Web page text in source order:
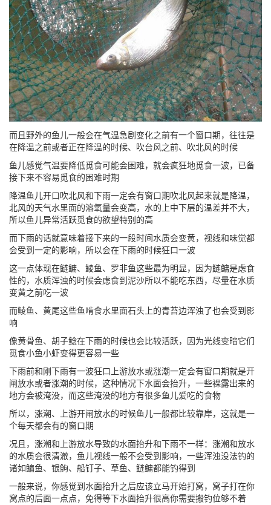
而且野外的鱼儿一般会在气温急剧变化之前有一个窗口期，往往是
在降温之前或者正在降温的时候、吹台风之前、吹北风的时候
鱼儿感觉气温要降低觅食可能会困难，就会疯狂地觅食一波，已备
接下来不容易觅食的困难时期
降温鱼儿开口吹北风和下雨一定会有窗口期吹北风起来就是降温，
北风的天气水里面的溶氧量会变高，水的上中下层的温差并不大，
所以鱼儿异常活跃觅食的欲望特别的高
而下雨的话就意味着接下来的一段时间水质会变黄，视线和味觉都
会受到一定的影响，所以会在下雨的时候狂口一波
这一点体现在鲢鳙、鲮鱼、罗非鱼这些最为明显，因为鲢鳙是虑食
性的，水质浑浊的时候会虑食到泥沙所以不能吃东西，尽量在水质
变黄之前吃一波
而鲮鱼、黄尾这些鱼啃食水里面石头上的青苔边浑浊了也会受到影
响
像黄骨鱼、胡子鲶在下雨的时候也会比较活跃，因为光线变暗它们
觅食小鱼小虾变得更容易一些
下雨前和刚下雨有一波狂口上游放水或涨潮一定会有窗口期就是开
闸放水或者涨潮的时候，这种情况下水面会抬升，一些裸露出来的
地方会被淹没，而这些淹没的地方有很多鱼儿爱吃的食物
所以，涨潮、上游开闸放水的时候鱼儿一般都比较靠岸，这就是一
个每天都会有的窗口期
况且，涨潮和上游放水导致的水面抬升和下雨不一样：涨潮和放水
的水质会很清澈，鱼儿视线一般不会受到影响，一些浑浊没法钓的
诸如鳊鱼、银鮈、船钉子、草鱼、鲢鳙都能钓得到
一般来说，你感觉到水面抬升之后应该立马开始打窝，窝子打在你
窝点的后面一点点，免得等下水面抬升很高你需要搬钓位够不着